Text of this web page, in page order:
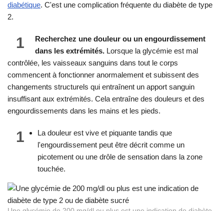
diabétique. C'est une complication fréquente du diabète de type
2.
1
Recherchez une douleur ou un engourdissement
dans les extrémités. Lorsque la glycémie est mal
contrôlée, les vaisseaux sanguins dans tout le corps
commencent à fonctionner anormalement et subissent des
changements structurels qui entraînent un apport sanguin
insuffisant aux extrémités. Cela entraîne des douleurs et des
engourdissements dans les mains et les pieds.
1
La douleur est vive et piquante tandis que
l'engourdissement peut être décrit comme un
picotement ou une drôle de sensation dans la zone
touchée.